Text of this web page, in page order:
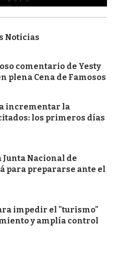
Noticias
comentario de Yesty
plena Cena de Famosos
incrementar la
los primeros días
Junta Nacional de
para prepararse ante el
impedir el "turismo"
y amplía control